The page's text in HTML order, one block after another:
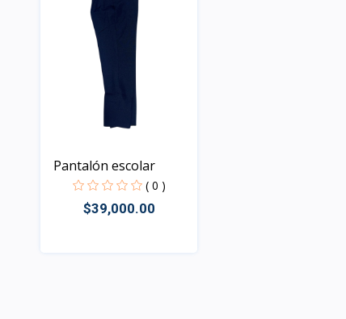
Pantalón escolar
( 0 )
$39,000.00